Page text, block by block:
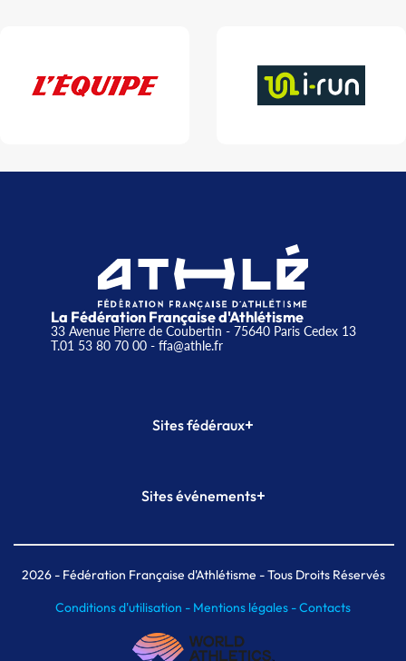
La Fédération Française d'Athlétisme
33 Avenue Pierre de Coubertin - 75640 Paris Cedex 13
T.01 53 80 70 00- ffa@athle.fr
Sites fédéraux+
Plateforme Formation
Sites événements+
Meeting de Paris indoor
MAIF Ekiden de Paris
2026- Fédération Française d'Athlétisme - Tous Droits Réservés
Conditions d'utilisation - Mentions légales -Contacts